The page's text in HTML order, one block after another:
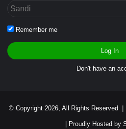
Remember me
Log In
Don't have an
© Copyright 2026, All Rights Reserved |
| Proudly Hosted by